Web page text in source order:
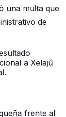
una multa que
de
a Xelajú
frente al